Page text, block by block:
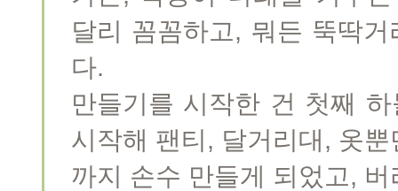
달리 꼼꼼하고, 뭐든 뚝딱
다.
만들기를 시작한 건 첫째
시작해 팬티, 달거리대, 옷
까지 손수 만들게 되었고,